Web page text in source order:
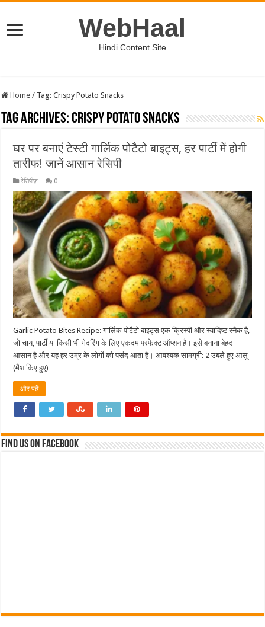
WebHaal
Hindi Content Site
Home / Tag:Crispy Potato Snacks
Tag Archives:Crispy Potato Snacks
घर पर बनाएं टेस्टी गार्लिक पोटैटो बाइट्स, हर पार्टी में होगी
तारीफ! जानें आसान रेसिपी
रेसिपीज़ 0
Garlic Potato Bites Recipe: गार्लिक पोटैटो बाइट्स एक क्रिस्पी और स्वादिष्ट स्नैक है,
जो चाय, पार्टी या किसी भी गेदरिंग के लिए एकदम परफेक्ट ऑप्शन है। इसे बनाना बेहद
आसान है और यह हर उम्र के लोगों को पसंद आता है। आवश्यक सामग्री: 2 उबले हुए आलू
(मैश किए हुए) …
और पढ़ें
Find us on Facebook